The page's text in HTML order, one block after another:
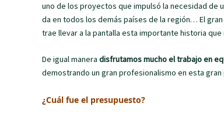
uno de los proyectos que impulsó la necesidad de
da en todos los demás países de la región… El
trae llevar a la pantalla esta importante historia
De igual manera disfrutamos mucho el trabajo en
demostrando un gran profesionalismo en esta
¿Cuál fue el presupuesto?